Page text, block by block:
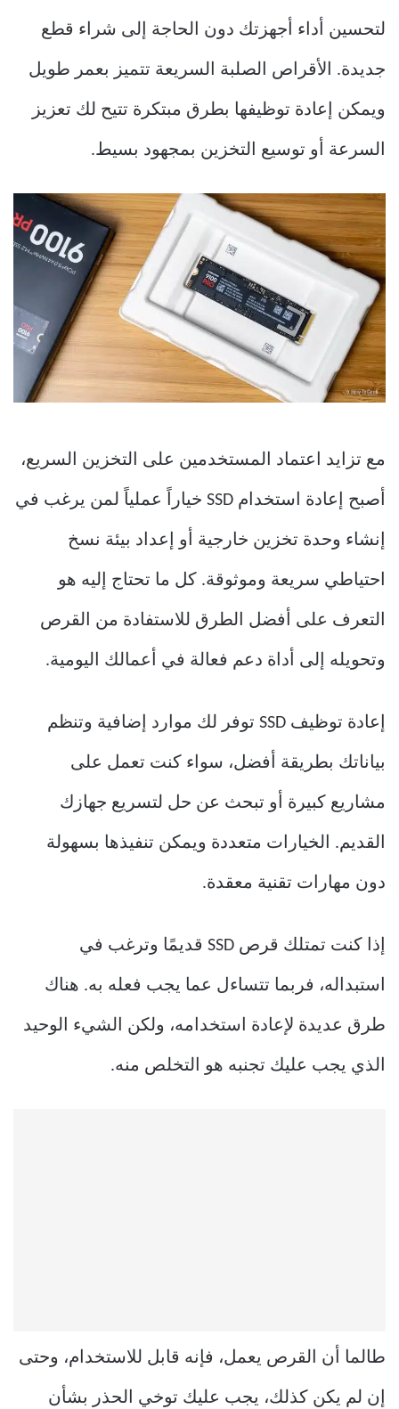
لتحسين أداء أجهزتك دون الحاجة إلى شراء قطع
جديدة. الأقراص الصلبة السريعة تتميز بعمر طويل
ويمكن إعادة توظيفها بطرق مبتكرة تتيح لك تعزيز
السرعة أو توسيع التخزين بمجهود بسيط.
مع تزايد اعتماد المستخدمين على التخزين السريع،
أصبح إعادة استخدام SSD خياراً عملياً لمن يرغب في
إنشاء وحدة تخزين خارجية أو إعداد بيئة نسخ
احتياطي سريعة وموثوقة. كل ما تحتاج إليه هو
التعرف على أفضل الطرق للاستفادة من القرص
وتحويله إلى أداة دعم فعالة في أعمالك اليومية.
إعادة توظيف SSD توفر لك موارد إضافية وتنظم
بياناتك بطريقة أفضل، سواء كنت تعمل على
مشاريع كبيرة أو تبحث عن حل لتسريع جهازك
القديم. الخيارات متعددة ويمكن تنفيذها بسهولة
دون مهارات تقنية معقدة.
إذا كنت تمتلك قرص SSD قديمًا وترغب في
استبداله، فربما تتساءل عما يجب فعله به. هناك
طرق عديدة لإعادة استخدامه، ولكن الشيء الوحيد
الذي يجب عليك تجنبه هو التخلص منه.
طالما أن القرص يعمل، فإنه قابل للاستخدام، وحتى
إن لم يكن كذلك، يجب عليك توخي الحذر بشأن